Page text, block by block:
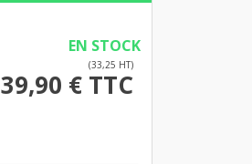
EN STOCK
(33,25 HT)
39,90 € TTC